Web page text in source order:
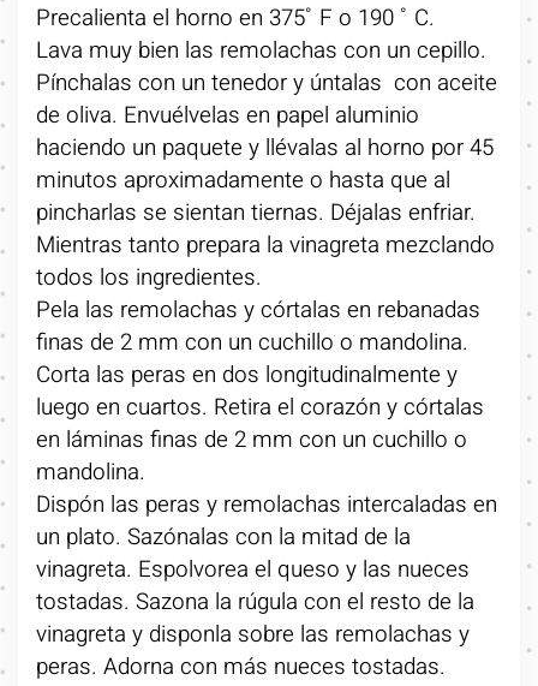
Precalienta el horno en 375˚ F o 190 ˚ C.
Lava muy bien las remolachas con un cepillo.
Pínchalas con un tenedor y úntalas con aceite
de oliva. Envuélvelas en papel aluminio
haciendo un paquete y llévalas al horno por 45
minutos aproximadamente o hasta que al
pincharlas se sientan tiernas. Déjalas enfriar.
Mientras tanto prepara la vinagreta mezclando
todos los ingredientes.
Pela las remolachas y córtalas en rebanadas
finas de 2 mm con un cuchillo o mandolina.
Corta las peras en dos longitudinalmente y
luego en cuartos. Retira el corazón y córtalas
en láminas finas de 2 mm con un cuchillo o
mandolina.
Dispón las peras y remolachas intercaladas en
un plato. Sazónalas con la mitad de la
vinagreta. Espolvorea el queso y las nueces
tostadas. Sazona la rúgula con el resto de la
vinagreta y disponla sobre las remolachas y
peras. Adorna con más nueces tostadas.